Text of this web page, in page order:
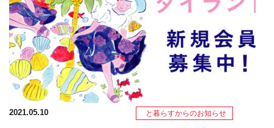
2021.05.10 と暮らすからのお知らせ